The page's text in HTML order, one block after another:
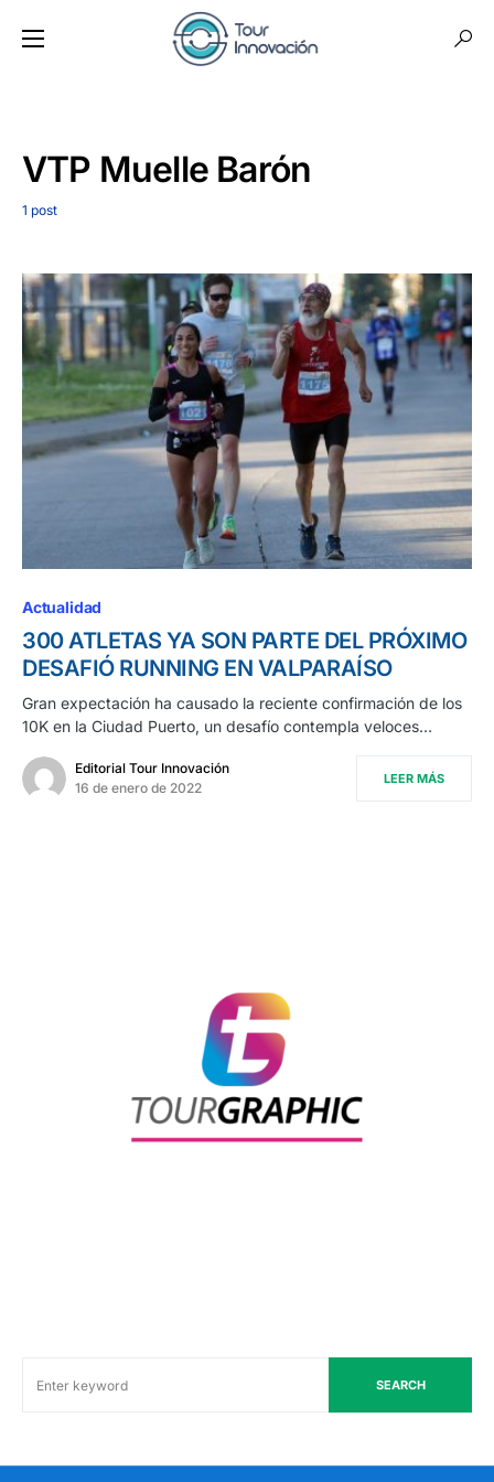
VTP Muelle Barón
1 post
Actualidad
300 ATLETAS YA SON PARTE DEL PRÓXIMO
DESAFIÓ RUNNING EN VALPARAÍSO
Gran expectación ha causado la reciente confirmación de los
10K en la Ciudad Puerto, un desafío contempla veloces…
Editorial Tour Innovación
16 de enero de 2022
LEER MÁS
SEARCH